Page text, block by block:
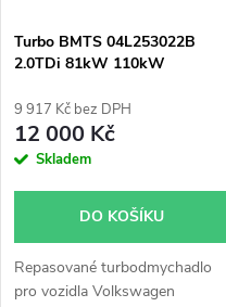
p
r
o
u
s
p
r
o
d
Turbo BMTS 04L253022B
2.0TDi 81kW 110kW
9 917 Kč bez DPH
12 000 Kč
Skladem
DO KOŠÍKU
Repasované turbodmychadlo
pro vozidla Volkswagen